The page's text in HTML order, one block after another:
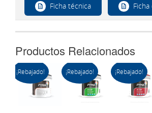
Ficha técnica
Productos Relacionados
¡Rebajado! ¡Rebajado! ¡Rebajado!